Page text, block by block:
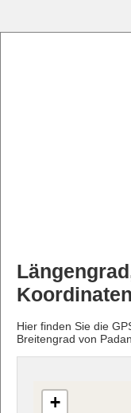
Hier finden Sie die
Breitengrad von
+